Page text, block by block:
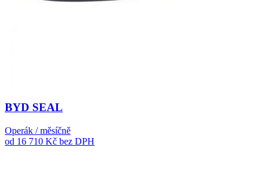
BYD SEAL
Operák / měsíčně
od 16 710 Kč bez DPH